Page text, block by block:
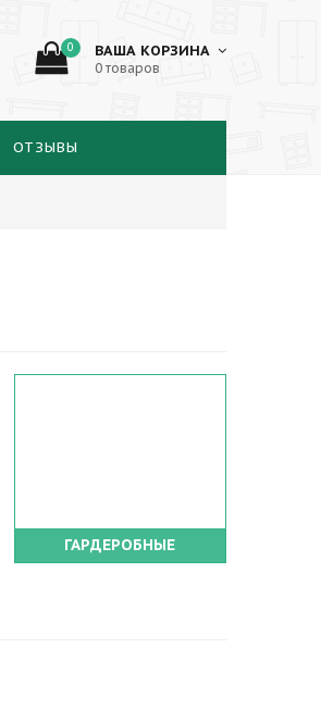
0 ВАША КОРЗИНА
0 товаров
ОТЗЫВЫ
ГАРДЕРОБНЫЕ